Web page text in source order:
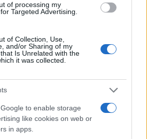
of processing my
Targeted Advertising.
of Collection, Use,
and/or Sharing of my
Is Unrelated with the
it was collected.
to enable storage
like cookies on web or
in apps.
να φυτέψουν στη
ανάμνηση ενός διαφορετικού
χρήση μιας φαρμακευτικής
ήταν παρότι τα ποντίκια
που είχαν υποστεί ηλεκτροσόκ
ασφαλή.
κατόρθωσαν να επιτύχουν και